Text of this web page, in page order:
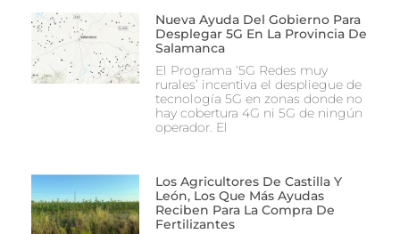
Nueva Ayuda Del Gobierno Para
Desplegar 5G En La Provincia De
Salamanca
El Programa ‘5G Redes muy
rurales’ incentiva el despliegue de
tecnología 5G en zonas donde no
hay cobertura 4G ni 5G de ningún
operador. El
Los Agricultores De Castilla Y
León, Los Que Más Ayudas
Reciben Para La Compra De
Fertilizantes